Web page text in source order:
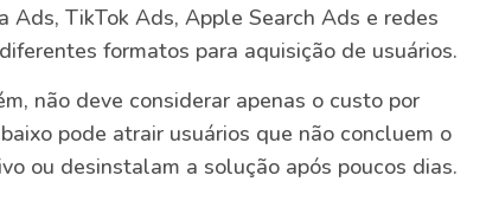
TikTok Ads, Apple Search Ads e redes
formatos para aquisição de usuários.
não deve considerar apenas o custo por
pode atrair usuários que não concluem o
ou desinstalam a solução após poucos dias.